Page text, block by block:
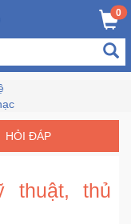
0
HỎI ĐÁP
thuật, thủ